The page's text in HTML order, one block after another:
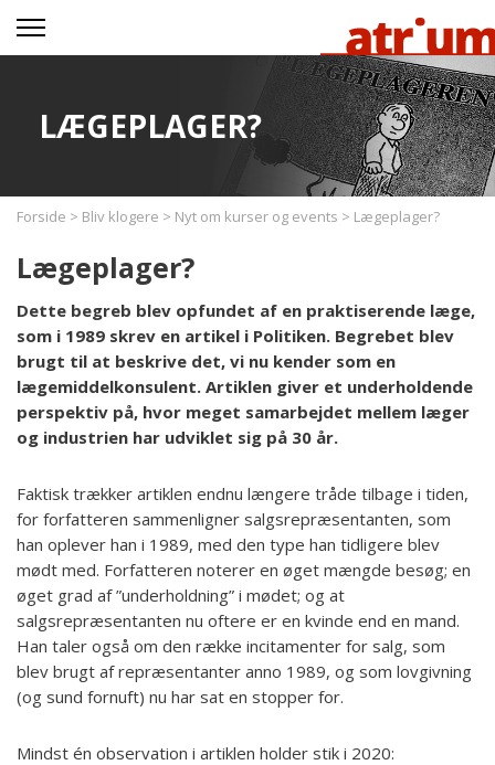
LÆGEPLAGER?
Forside > Bliv klogere > Nyt om kurser og events > Lægeplager?
Lægeplager?
Dette begreb blev opfundet af en praktiserende læge,
som i 1989 skrev en artikel i Politiken. Begrebet blev
brugt til at beskrive det, vi nu kender som en
lægemiddelkonsulent. Artiklen giver et underholdende
perspektiv på, hvor meget samarbejdet mellem læger
og industrien har udviklet sig på 30 år.
Faktisk trækker artiklen endnu længere tråde tilbage i tiden,
for forfatteren sammenligner salgsrepræsentanten, som
han oplever han i 1989, med den type han tidligere blev
mødt med. Forfatteren noterer en øget mængde besøg; en
øget grad af ”underholdning” i mødet; og at
salgsrepræsentanten nu oftere er en kvinde end en mand.
Han taler også om den række incitamenter for salg, som
blev brugt af repræsentanter anno 1989, og som lovgivning
(og sund fornuft) nu har sat en stopper for.
Mindst én observation i artiklen holder stik i 2020: